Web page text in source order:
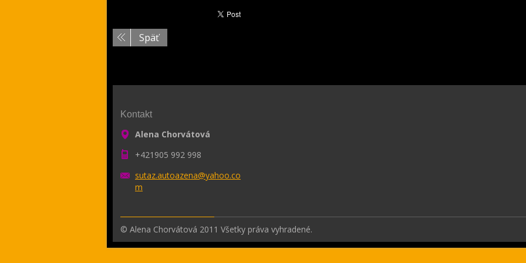
Späť
Kontakt
Alena Chorvátová
+421905 992 998
sutaz.autoazena@yahoo.co
m
© Alena Chorvátová 2011 Všetky práva vyhradené.